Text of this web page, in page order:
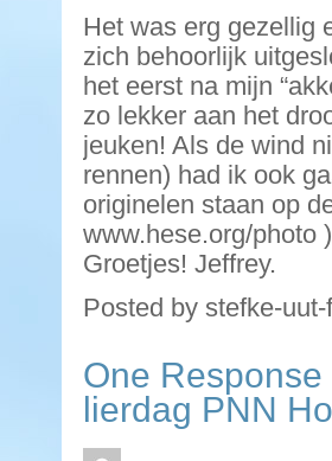
Het was erg gezellig
zich behoorlijk
het eerst na mijn
zo lekker aan het
jeuken! Als de wind
rennen) had ik ook
originelen staan op
www.hese.org/photo )
Groetjes! Jeffrey.
Posted by stefke-
One
lierdag PNN